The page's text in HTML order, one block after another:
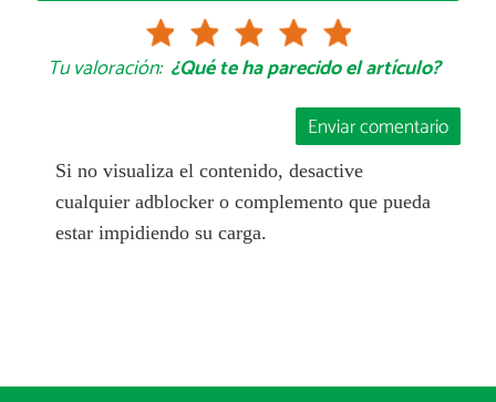
Tu valoración: ¿Qué te ha parecido el artículo?
Enviar comentario
Si no visualiza el contenido, desactive
cualquier adblocker o complemento que pueda
estar impidiendo su carga.